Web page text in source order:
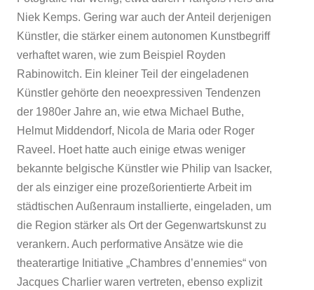
Niek Kemps. Gering war auch der Anteil derjenigen
Künstler, die stärker einem autonomen Kunstbegriff
verhaftet waren, wie zum Beispiel Royden
Rabinowitch. Ein kleiner Teil der eingeladenen
Künstler gehörte den neoexpressiven Tendenzen
der 1980er Jahre an, wie etwa Michael Buthe,
Helmut Middendorf, Nicola de Maria oder Roger
Raveel. Hoet hatte auch einige etwas weniger
bekannte belgische Künstler wie Philip van Isacker,
der als einziger eine prozeßorientierte Arbeit im
städtischen Außenraum installierte, eingeladen, um
die Region stärker als Ort der Gegenwartskunst zu
verankern. Auch performative Ansätze wie die
theaterartige Initiative „Chambres d’ennemies“ von
Jacques Charlier waren vertreten, ebenso explizit